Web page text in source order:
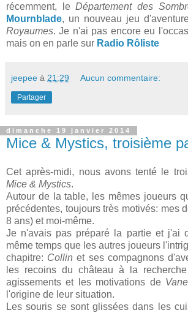
récemment, leDépartement des
Mournblade, un nouveau jeu
Royaumes. Je n'ai pas encore eu
mais on en parle sur Radio Rôliste
jeepee à 21:29 Aucun commentaire:
Partager
dimanche 19 janvier 2014
Mice & Mystics, troisième
Cet après-midi, nous avons tenté le
Mice & Mystics.
Autour de la table, les mêmes joueurs
précédentes, toujours très motivés: mes
8 ans) et moi-même.
Je n'avais pas préparé la partie et j'ai
même temps que les autres joueurs
chapitre: Collinet ses compagnons
les recoins du château à la
agissements et les motivations de
l'origine de leur situation.
Les souris se sont glissées dans les